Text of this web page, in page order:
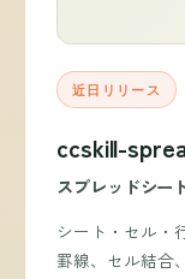
近日リリース
ccskill-
スプレッドシー
シート・セル・
罫線、セル結合